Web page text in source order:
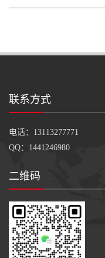
联系方式
电话：13113277771
QQ：1441246980
二维码